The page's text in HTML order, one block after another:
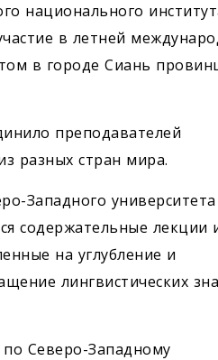
национального
в летней
в городе Сиань
преподавателей
разных стран мира.
Западного университета
содержательные лекции
на углубление и
лингвистических
Северо-Западному